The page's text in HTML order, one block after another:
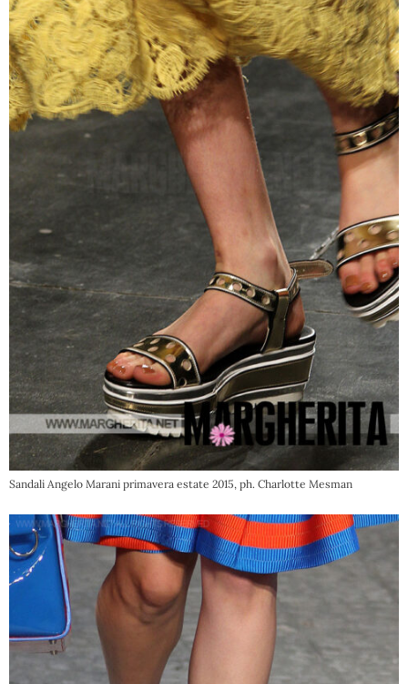
Sandali Angelo Marani primavera estate 2015, ph. Charlotte Mesman